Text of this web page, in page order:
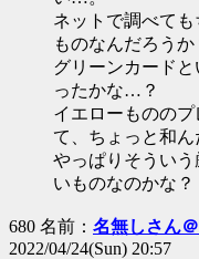
ネットで調べて
ものなんだろうか
グリーンカード
ったかな…？
イエローものの
て、ちょっと和ん
やっぱりそうい
いものなのかな？
680 名前： 名無しさん
2022/04/24(Sun) 20:57